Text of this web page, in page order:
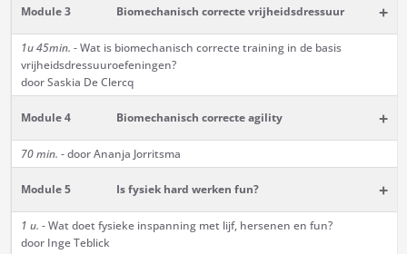
Module 3 Biomechanisch correcte vrijheidsdressuur +
1u 45min. - Wat is biomechanisch correcte training in de basis
vrijheidsdressuuroefeningen?
door Saskia De Clercq
Module 4 Biomechanisch correcte agility +
70 min. - door Ananja Jorritsma
Module 5 Is fysiek hard werken fun? +
1 u. - Wat doet fysieke inspanning met lijf, hersenen en fun?
door Inge Teblick